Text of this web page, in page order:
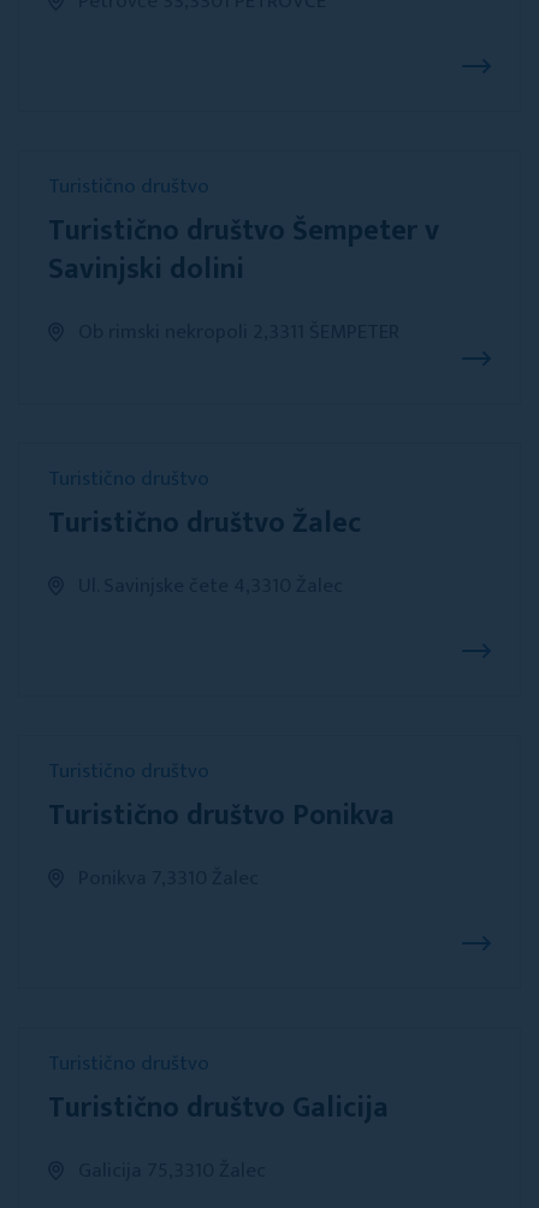
Turistično društvo
Turistično društvo Šempeter v
Savinjski dolini
Turistično društvo
Turistično društvo Žalec
Turistično društvo
Turistično društvo Ponikva
Turistično društvo
Turistično društvo Galicija